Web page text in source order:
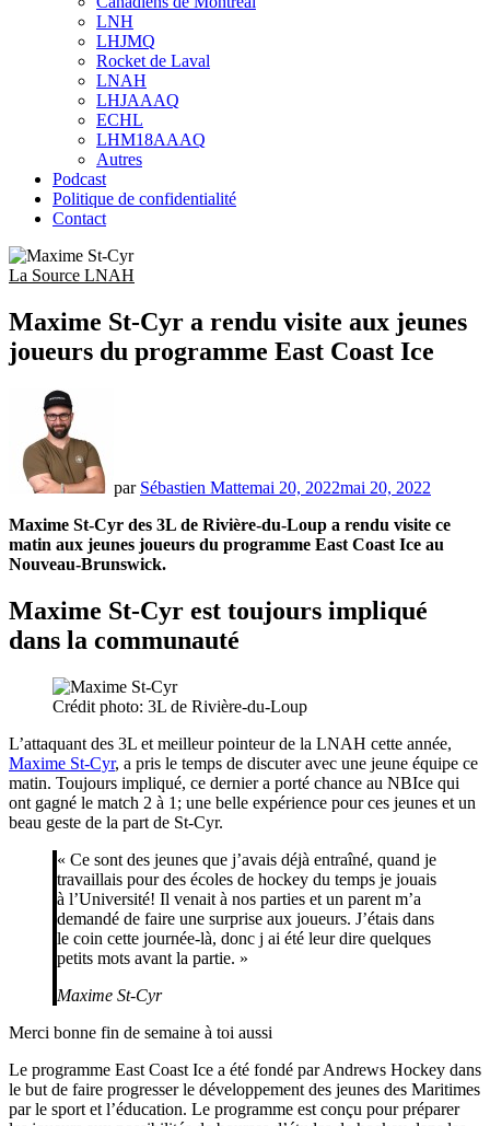
sub
menu
LNH
LHJMQ
Rocket de Laval
LNAH
LHJAAAQ
ECHL
LHM18AAAQ
Autres
Podcast
Politique de confidentialité
Contact
La Source LNAH
Maxime St-Cyr a rendu visite aux jeunes
joueurs du programme East Coast Ice
par Sébastien Mattemai 20, 2022mai 20, 2022
Maxime St-Cyr des 3L de Rivière-du-Loup a rendu visite ce
matin aux jeunes joueurs du programme East Coast Ice au
Nouveau-Brunswick.
Maxime St-Cyr est toujours impliqué
dans la communauté
Crédit photo: 3L de Rivière-du-Loup
L’attaquant des 3L et meilleur pointeur de la LNAH cette année,
Maxime St-Cyr, a pris le temps de discuter avec une jeune équipe ce
matin. Toujours impliqué, ce dernier a porté chance au NBIce qui
ont gagné le match 2 à 1; une belle expérience pour ces jeunes et un
beau geste de la part de St-Cyr.
« Ce sont des jeunes que j’avais déjà entraîné, quand je
travaillais pour des écoles de hockey du temps je jouais
à l’Université! Il venait à nos parties et un parent m’a
demandé de faire une surprise aux joueurs. J’étais dans
le coin cette journée-là, donc j ai été leur dire quelques
petits mots avant la partie. »
Maxime St-Cyr
Merci bonne fin de semaine à toi aussi
Le programme East Coast Ice a été fondé par Andrews Hockey dans
le but de faire progresser le développement des jeunes des Maritimes
par le sport et l’éducation. Le programme est conçu pour préparer